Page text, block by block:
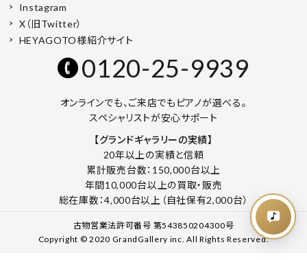
Instagram
X（旧Twitter）
HEYAGOTO様紹介サイト
0120-25-9939
オンラインでも、ご来店でもピアノが選べる。
スペシャリストが安心サポート
【グランドギャラリーの実績】
20年以上の実績と信頼
累計販売台数：150,000台以上
年間10,000台以上の買取・販売
総在庫数：4,000台以上（自社保有2,000台）
古物営業法許可番号 第543850204300号
Copyright © 2020 GrandGallery inc. All Rights Reserved.